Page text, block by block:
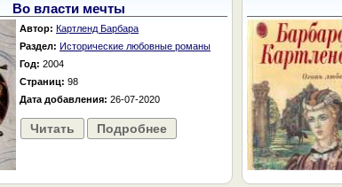
Во власти мечты
Автор: Картленд Барбара
Раздел: Исторические любовные романы
Год: 2004
Страниц: 98
Дата добавления: 26-07-2020
Читать Подробнее